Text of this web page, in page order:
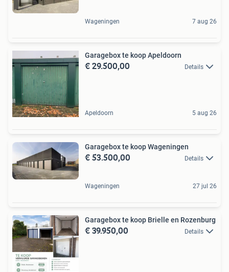
Wageningen 7 aug 26
Garagebox te koop Apeldoorn
€ 29.500,00 Details
Apeldoorn 5 aug 26
Garagebox te koop Wageningen
€ 53.500,00 Details
Wageningen 27 jul 26
Garagebox te koop Brielle en Rozenburg
€ 39.950,00 Details